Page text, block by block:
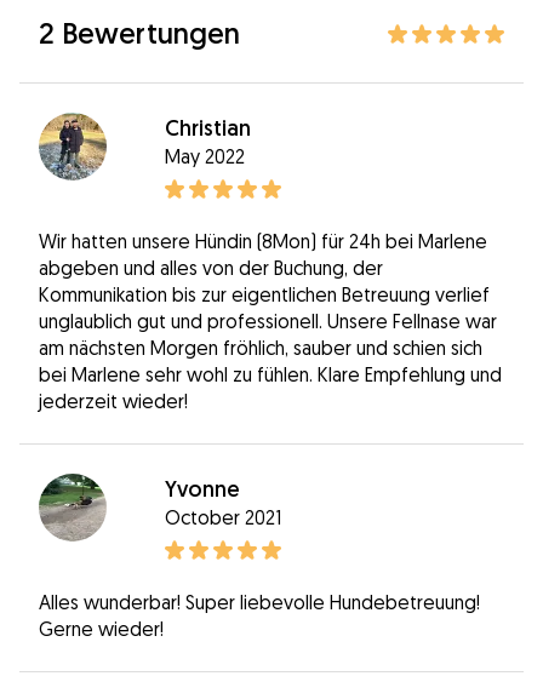
2 Bewertungen
Christian
May 2022
Wir hatten unsere Hündin (8Mon) für 24h bei Marlene
abgeben und alles von der Buchung, der
Kommunikation bis zur eigentlichen Betreuung verlief
unglaublich gut und professionell. Unsere Fellnase war
am nächsten Morgen fröhlich, sauber und schien sich
bei Marlene sehr wohl zu fühlen. Klare Empfehlung und
jederzeit wieder!
Yvonne
October 2021
Alles wunderbar! Super liebevolle Hundebetreuung!
Gerne wieder!